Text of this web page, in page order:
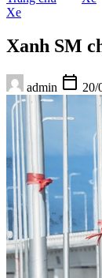
Xe
Xanh SM
admin calendar_today 20/